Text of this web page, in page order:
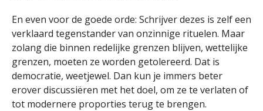
En even voor de goede orde: Schrijver dezes is zelf een
verklaard tegenstander van onzinnige rituelen. Maar
zolang die binnen redelijke grenzen blijven, wettelijke
grenzen, moeten ze worden getolereerd. Dat is
democratie, weetjewel. Dan kun je immers beter
erover discussiëren met het doel, om ze te verlaten of
tot modernere proporties terug te brengen.